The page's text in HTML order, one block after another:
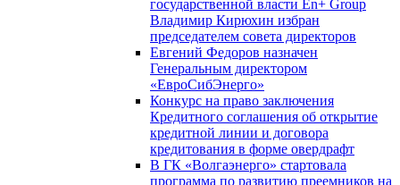
государственной власти En+ Group
Владимир Кирюхин избран
председателем совета директоров
Евгений Федоров назначен
Генеральным директором
«ЕвроСибЭнерго»
Конкурс на право заключения
Кредитного соглашения об открытие
кредитной линии и договора
кредитования в форме овердрафт
В ГК «Волгаэнерго» стартовала
программа по развитию преемников на